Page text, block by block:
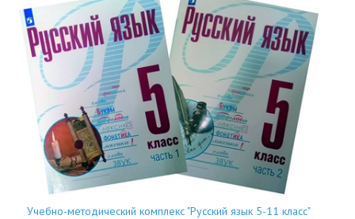
Учебно-методический комплекс "Русский язык 5-11 класс"